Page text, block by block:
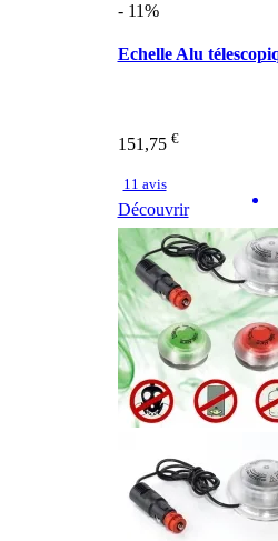
- 11%
Echelle Alu
151,75 €
11 avis
Découvrir